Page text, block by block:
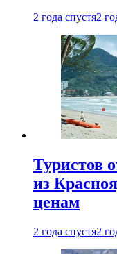
2 года спустя2
Туристов
из
ценам
2 года спустя2